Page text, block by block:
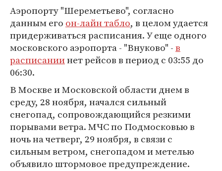
Аэропорту "Шереметьево", согласно
данным его он-лайн табло, в целом удается
придерживаться расписания. У еще одного
московского аэропорта - "Внуково" -в
расписаниинет рейсов в период с 03:55 до
06:30.
В Москве и Московской области днем в
среду, 28 ноября, начался сильный
снегопад, сопровождающийся резкими
порывами ветра. МЧС по Подмосковью в
ночь на четверг, 29 ноября, в связи с
сильным ветром, снегопадом и метелью
объявило штормовое предупреждение.